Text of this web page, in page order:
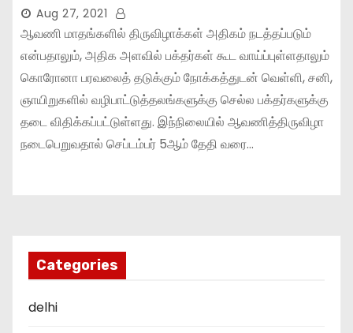
Aug 27, 2021
ஆவணி மாதங்களில் திருவிழாக்கள் அதிகம் நடத்தப்படும்
என்பதாலும், அதிக அளவில் பக்தர்கள் கூட வாய்ப்புள்ளதாலும்
கொரோனா பரவலைத் தடுக்கும் நோக்கத்துடன் வெள்ளி, சனி,
ஞாயிறுகளில் வழிபாட்டுத்தலங்களுக்கு செல்ல பக்தர்களுக்கு
தடை விதிக்கப்பட்டுள்ளது. இந்நிலையில் ஆவணித்திருவிழா
நடைபெறுவதால் செப்டம்பர் 5ஆம் தேதி வரை…
Categories
delhi